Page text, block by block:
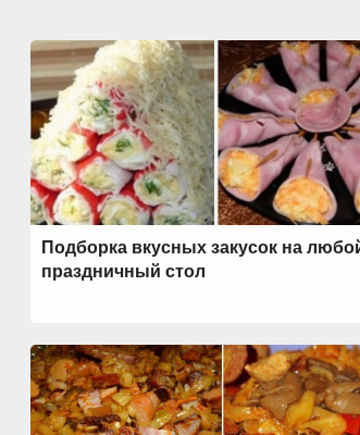
Подборка вкусных закусок на
праздничный стол